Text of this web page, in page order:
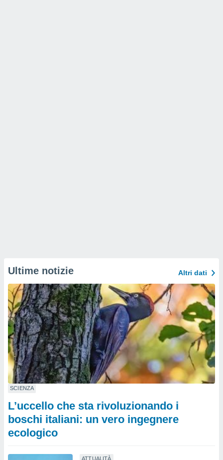
Ultime notizie Altri dati
SCIENZA
L’uccello che sta rivoluzionando i
boschi italiani: un vero ingegnere
ecologico
ATTUALITÀ